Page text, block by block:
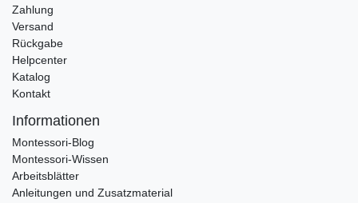
Zahlung
Versand
Rückgabe
Helpcenter
Katalog
Kontakt
Informationen
Montessori-Blog
Montessori-Wissen
Arbeitsblätter
Anleitungen und Zusatzmaterial